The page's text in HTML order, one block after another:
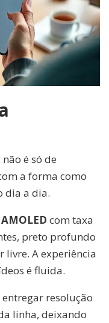
é só de
a forma como
dia a dia.
com taxa
preto profundo
livre. A experiência
é fluida.
resolução
linha, deixando